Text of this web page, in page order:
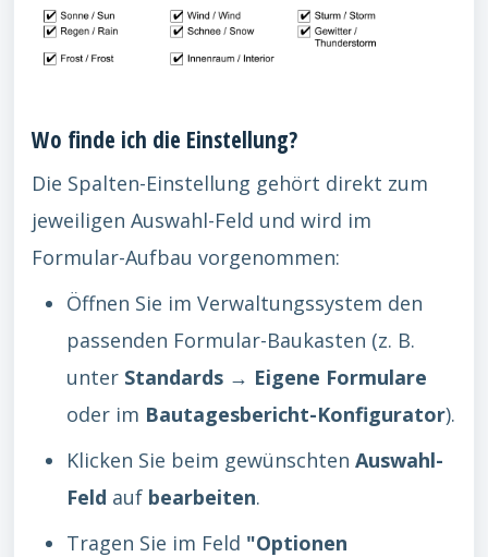
Wo finde ich die Einstellung?
Die Spalten-Einstellung gehört direkt zum
jeweiligen Auswahl-Feld und wird im
Formular-Aufbau vorgenommen:
Öffnen Sie im Verwaltungssystem den
passenden Formular-Baukasten (z. B.
unter Standards → Eigene Formulare
oder im Bautagesbericht-Konfigurator).
Klicken Sie beim gewünschten Auswahl-
Feld auf bearbeiten.
Tragen Sie im Feld "Optionen